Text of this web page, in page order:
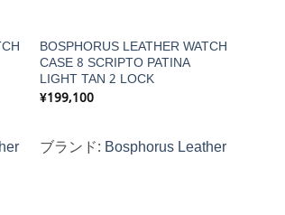
BOSPHORUS LEATHER WATCH
CASE 8 SCRIPTO PATINA
LIGHT TAN 2 LOCK
¥199,100
ブランド: Bosphorus Leather